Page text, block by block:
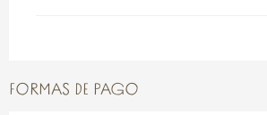
FORMAS DE PAGO